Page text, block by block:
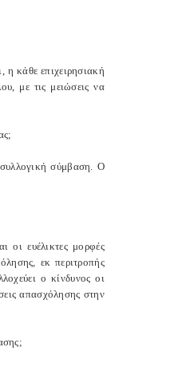
κάθε επιχειρησιακή
με τις μειώσεις να
συλλογική σύμβαση. Ο
οι ευέλικτες μορφές
εκ περιτροπής
ο κίνδυνος οι
απασχόλησης στην